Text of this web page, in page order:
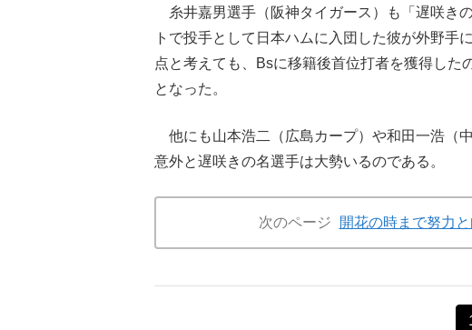
糸井嘉男選手（阪神タイガース）も「遅咲き
トで投手として日本ハムに入団した彼が外野手
点と考えても、Bsに移籍後首位打者を獲得し
となった。
他にも山本浩二（広島カープ）や和田一浩（
意外と遅咲きの名選手は大勢いるのである。
次のページ 開花の時まで努力